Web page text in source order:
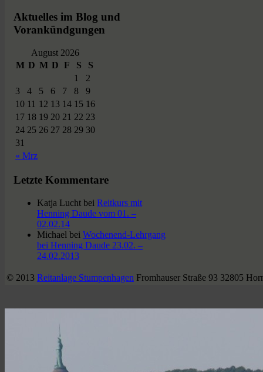
Aktuelles im Blog und
Vorankündgungen
August 2026
M D M D F S S
« Mrz
1
2
3
4 5 6 7 8
9
10 11 12 13 14 15 16
17 18 19 20 21 22 23
24 25 26 27 28 29 30
31
Letzte Kommentare
Katja Lucht bei Reitkurs mit
Henning Daude vom 01. –
02.02.14
Michael bei Wochenend-Lehrgang
bei Henning Daude 23.02. –
24.02.2013
© 2013 Reitanlage Stumpenhagen Fromhauser Straße 93 32805